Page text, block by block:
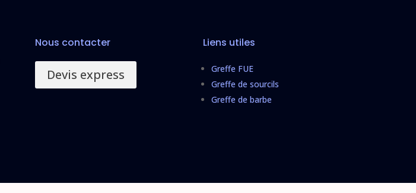
Nous contacter
Devis express
Liens utiles
Greffe FUE
Greffe de sourcils
Greffe de barbe